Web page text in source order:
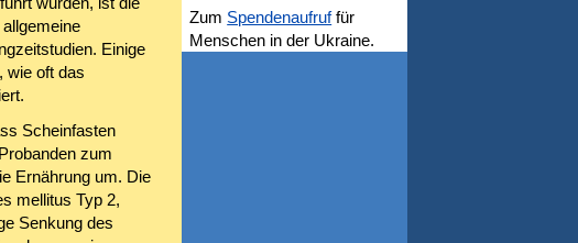
Einige
wie oft das
Scheinfasten
zum
Ernährung um. Die
mellitus Typ 2,
Senkung des
Zum Spendenaufruffür
Menschen in der Ukraine.